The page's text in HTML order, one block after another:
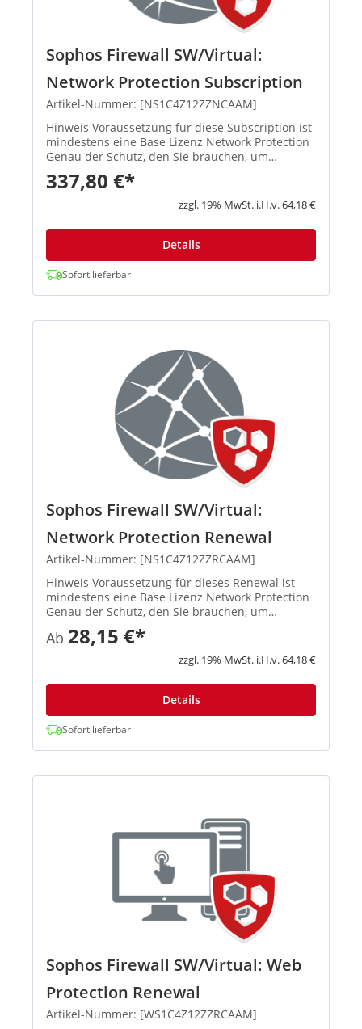
Sophos Firewall SW/Virtual:
Network Protection Subscription
Artikel-Nummer: [NS1C4Z12ZZNCAAM]
Hinweis Voraussetzung für diese Subscription ist
mindestens eine Base Lizenz Network Protection
Genau der Schutz, den Sie brauchen, um
raffinierte Angriffe und hochentwickelte
Bedrohungen abzuwehren und vert...
337,80 €*
zzgl. 19% MwSt. i.H.v. 64,18 €
Details
Sofort lieferbar
Sophos Firewall SW/Virtual:
Network Protection Renewal
Artikel-Nummer: [NS1C4Z12ZZRCAAM]
Hinweis Voraussetzung für dieses Renewal ist
mindestens eine Base Lizenz Network Protection
Genau der Schutz, den Sie brauchen, um
raffinierte Angriffe und hochentwickelte
Bedrohungen abzuwehren und vertraue...
Ab 28,15 €*
zzgl. 19% MwSt. i.H.v. 64,18 €
Details
Sofort lieferbar
Sophos Firewall SW/Virtual: Web
Protection Renewal
Artikel-Nummer: [WS1C4Z12ZZRCAAM]